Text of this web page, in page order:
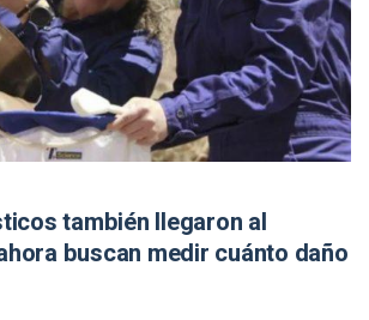
también llegaron al
buscan medir cuánto daño